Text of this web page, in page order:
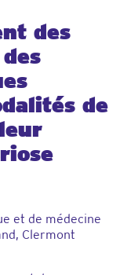
des
de
et de médecine
Clermont